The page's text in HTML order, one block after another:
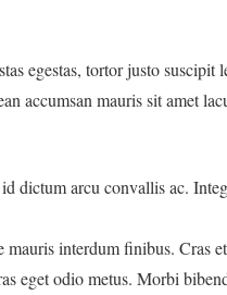
egestas, tortor justo suscipit
accumsan mauris sit amet
dictum arcu convallis ac.
interdum finibus. Cras
eget odio metus. Morbi